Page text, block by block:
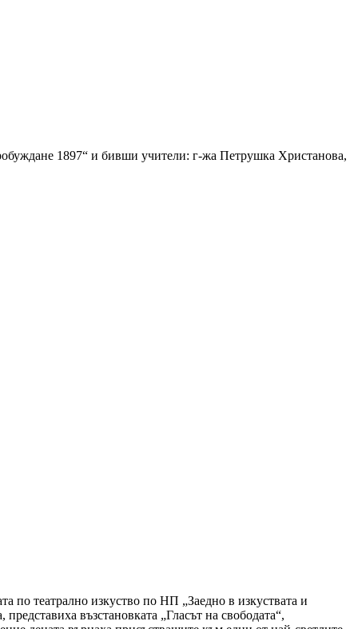
1897“ и бивши учители: г-жа Петрушка Христанова,
по театрално изкуство по НП „Заедно в изкуствата и
възстановката „Гласът на свободата“,